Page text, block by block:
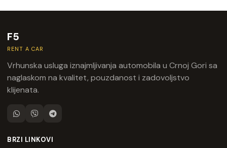
F5
RENT A CAR
Vrhunska usluga iznajmljivanja automobila u Crnoj Gori sa
naglaskom na kvalitet, pouzdanost i zadovoljstvo
klijenata.
BRZI LINKOVI